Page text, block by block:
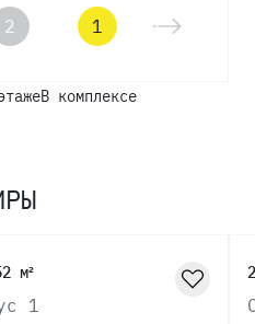
2 1
В комплексе
м²
1